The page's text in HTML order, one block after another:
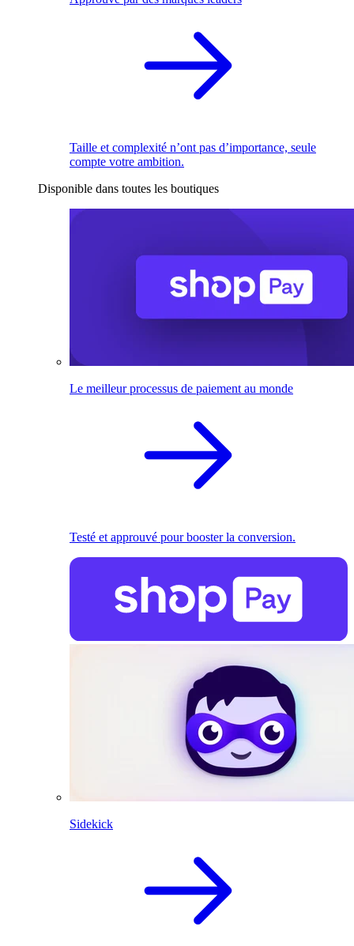
Taille et complexité n’ont pas d’importance, seule
compte votre ambition.
Disponible dans toutes les boutiques
Le meilleur processus de paiement au monde
Testé et approuvé pour booster la conversion.
Sidekick